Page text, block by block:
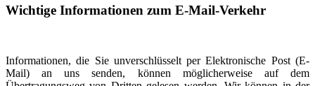
Wichtige Informationen zum E-Mail-Verkehr
Informationen, die Sie unverschlüsselt per Elektronische Post (E-
Mail) an uns senden, können möglicherweise auf dem